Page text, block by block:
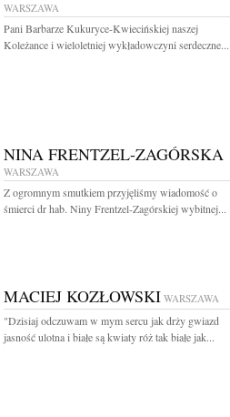
WARSZAWA
Pani Barbarze Kukuryce-Kwiecińskiej naszej
Koleżance i wieloletniej wykładowczyni serdeczne...
NINA FRENTZEL-ZAGÓRSKA
WARSZAWA
Z ogromnym smutkiem przyjęliśmy wiadomość o
śmierci dr hab. Niny Frentzel-Zagórskiej wybitnej...
MACIEJ KOZŁOWSKI WARSZAWA
"Dzisiaj odczuwam w mym sercu jak drży gwiazd
jasność ulotna i białe są kwiaty róż tak białe jak...